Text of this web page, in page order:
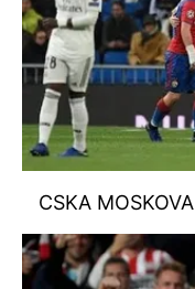
CSKA MOSKOVA